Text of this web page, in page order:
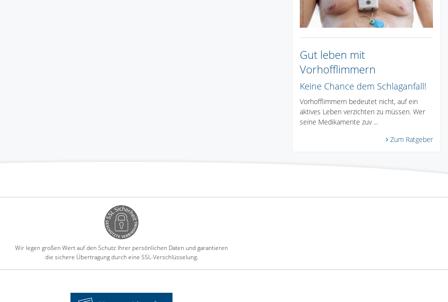
Gut leben mit
Vorhofflimmern
Keine Chance dem Schlaganfall!
Vorhofflimmern bedeutet nicht, auf ein
aktives Leben verzichten zu müssen. Wer
seine Medikamente zuv ...
Zum Ratgeber
Wir legen großen Wert auf den Schutz Ihrer persönlichen Daten und garantieren
die sichere Übertragung durch eine SSL-Verschlüsselung.